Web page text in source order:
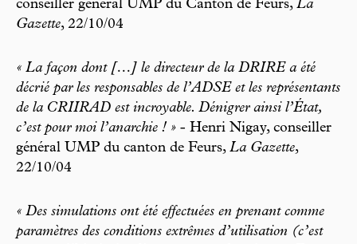
conseiller général UMP du Canton de Feurs, La
Gazette, 22/10/04
« La façon dont […] le directeur de la DRIRE a été
décrié par les responsables de l’ADSE et les représentants
de la CRIIRAD est incroyable. Dénigrer ainsi l’État,
c’est pour moi l’anarchie ! » - Henri Nigay, conseiller
général UMP du canton de Feurs, La Gazette,
22/10/04
« Des simulations ont été effectuées en prenant comme
paramètres des conditions extrêmes d’utilisation (c’est